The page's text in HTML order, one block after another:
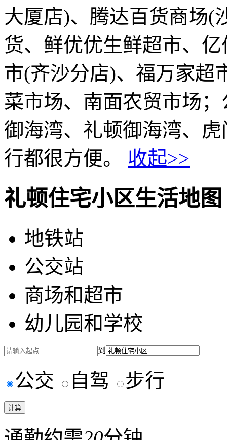
大厦店)、腾达百货商场(
货、鲜优优生鲜超市、
市(齐沙分店)、福万家超
菜市场、南面农贸市场
御海湾、礼顿御海湾、
行都很方便。 收起>>
礼顿住宅小区生活地图
地铁站
公交站
商场和超市
幼儿园和学校
到
公交 自驾 步行